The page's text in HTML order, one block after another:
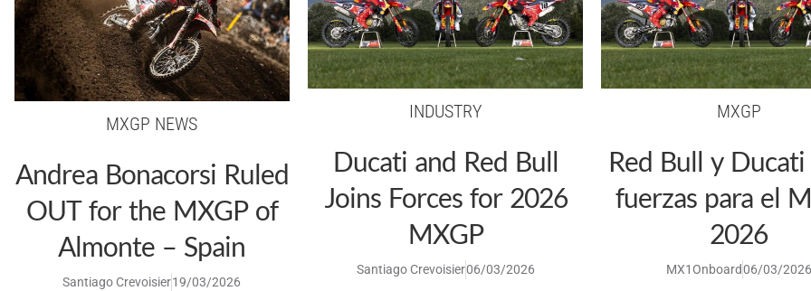
MXGP NEWS
Andrea Bonacorsi Ruled
OUT for the MXGP of
Almonte – Spain
Santiago Crevoisier19/03/2026
INDUSTRY
Ducati and Red Bull
Joins Forces for 2026
MXGP
Santiago Crevoisier06/03/2026
MXGP
Red Bull y
fuerzas para el
2026
MX1Onboard06/03/2026